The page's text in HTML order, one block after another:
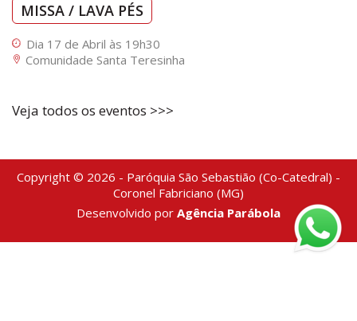
MISSA / LAVA PÉS
Dia 17 de Abril às 19h30
Comunidade Santa Teresinha
Veja todos os eventos >>>
Copyright © 2026 - Paróquia São Sebastião (Co-Catedral) -
Coronel Fabriciano (MG)
Desenvolvido por Agência Parábola